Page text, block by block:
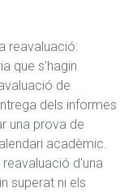
reavaluació:
que s'hagin
de
dels informes
una prova de
acadèmic.
d'una
superat ni els